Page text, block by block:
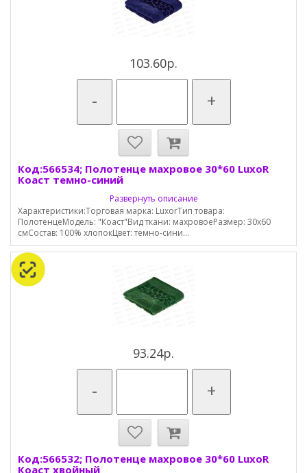
103.60р.
- +
Код:566534; Полотенце махровое 30*60 LuxoR
Коаст темно-синий
Развернуть описание
Характеристики:Торговая марка: LuxorТип товара:
ПолотенцеМодель: "Коаст"Вид ткани: махровоеРазмер: 30х60
смСостав: 100% хлопокЦвет: темно-сини...
93.24р.
- +
Код:566532; Полотенце махровое 30*60 LuxoR
Коаст хвойный